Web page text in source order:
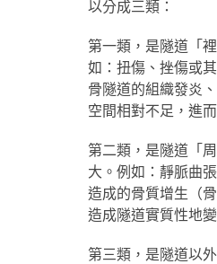
以分成三類：
第一類，是隧道「
如：扭傷、挫傷或
骨隧道的組織發炎
空間相對不足，進
第二類，是隧道「
大。例如：靜脈曲
造成的骨質增生（
造成隧道實質性地
第三類，是隧道以